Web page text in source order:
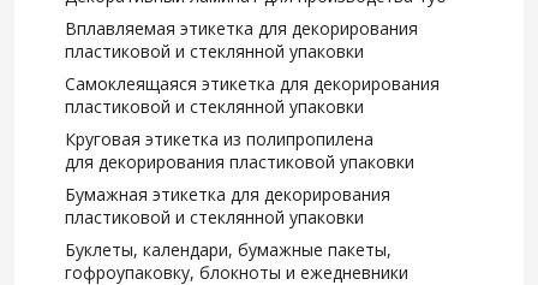
Вплавляемая этикетка для декорирования
пластиковой и стеклянной упаковки
Самоклеящаяся этикетка для декорирования
пластиковой и стеклянной упаковки
Круговая этикетка из полипропилена
для декорирования пластиковой упаковки
Бумажная этикетка для декорирования
пластиковой и стеклянной упаковки
Буклеты, календари, бумажные пакеты,
гофроупаковку, блокноты и ежедневники